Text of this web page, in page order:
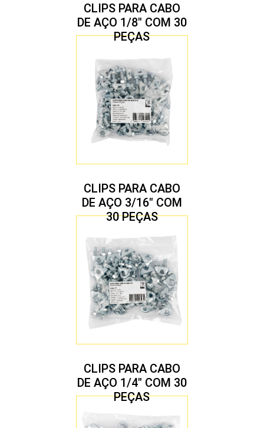
CLIPS PARA CABO
DE AÇO 1/8″ COM 30
PEÇAS
CLIPS PARA CABO
DE AÇO 3/16″ COM
30 PEÇAS
CLIPS PARA CABO
DE AÇO 1/4″ COM 30
PEÇAS